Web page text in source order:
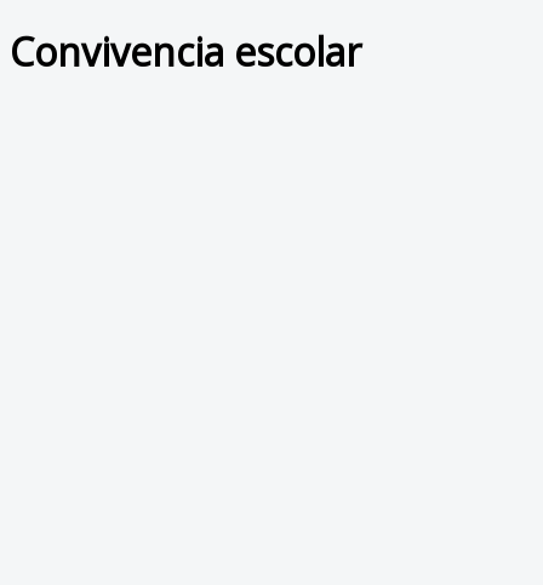
Convivencia escolar